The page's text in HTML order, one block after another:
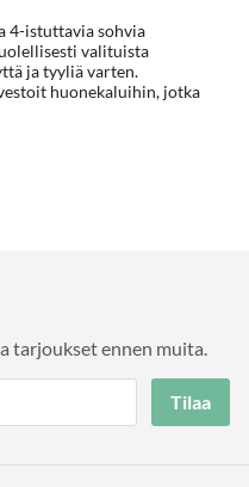
4-istuttavia sohvia
valituista
ja tyyliä varten.
huonekaluihin, jotka
tarjoukset ennen muita.
Tilaa